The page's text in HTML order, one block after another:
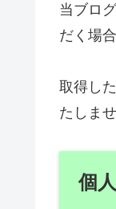
当ブロ
だく場
取得し
たしませ
個